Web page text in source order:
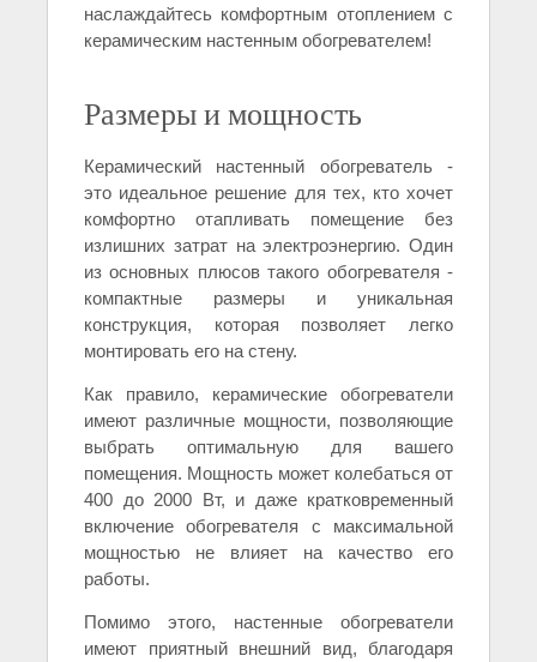
наслаждайтесь комфортным отоплением с
керамическим настенным обогревателем!
Размеры и мощность
Керамический настенный обогреватель -
это идеальное решение для тех, кто хочет
комфортно отапливать помещение без
излишних затрат на электроэнергию. Один
из основных плюсов такого обогревателя -
компактные размеры и уникальная
конструкция, которая позволяет легко
монтировать его на стену.
Как правило, керамические обогреватели
имеют различные мощности, позволяющие
выбрать оптимальную для вашего
помещения. Мощность может колебаться от
400 до 2000 Вт, и даже кратковременный
включение обогревателя с максимальной
мощностью не влияет на качество его
работы.
Помимо этого, настенные обогреватели
имеют приятный внешний вид, благодаря